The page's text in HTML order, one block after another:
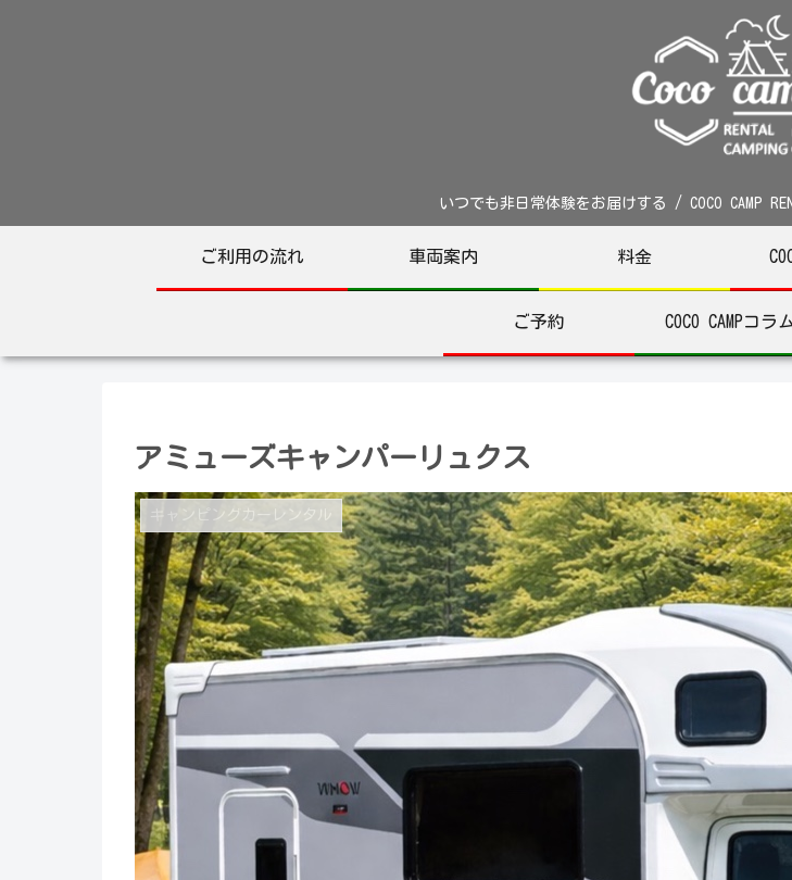
いつでも非日常体験をお届けする / COCO CAMP
ご利用の流れ 車両案内 料金
ご予約 COCO CAMPコラ
アミューズキャンパーリュクス
キャンピングカーレンタル